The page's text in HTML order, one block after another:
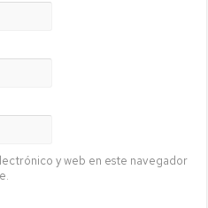
y web en este navegador